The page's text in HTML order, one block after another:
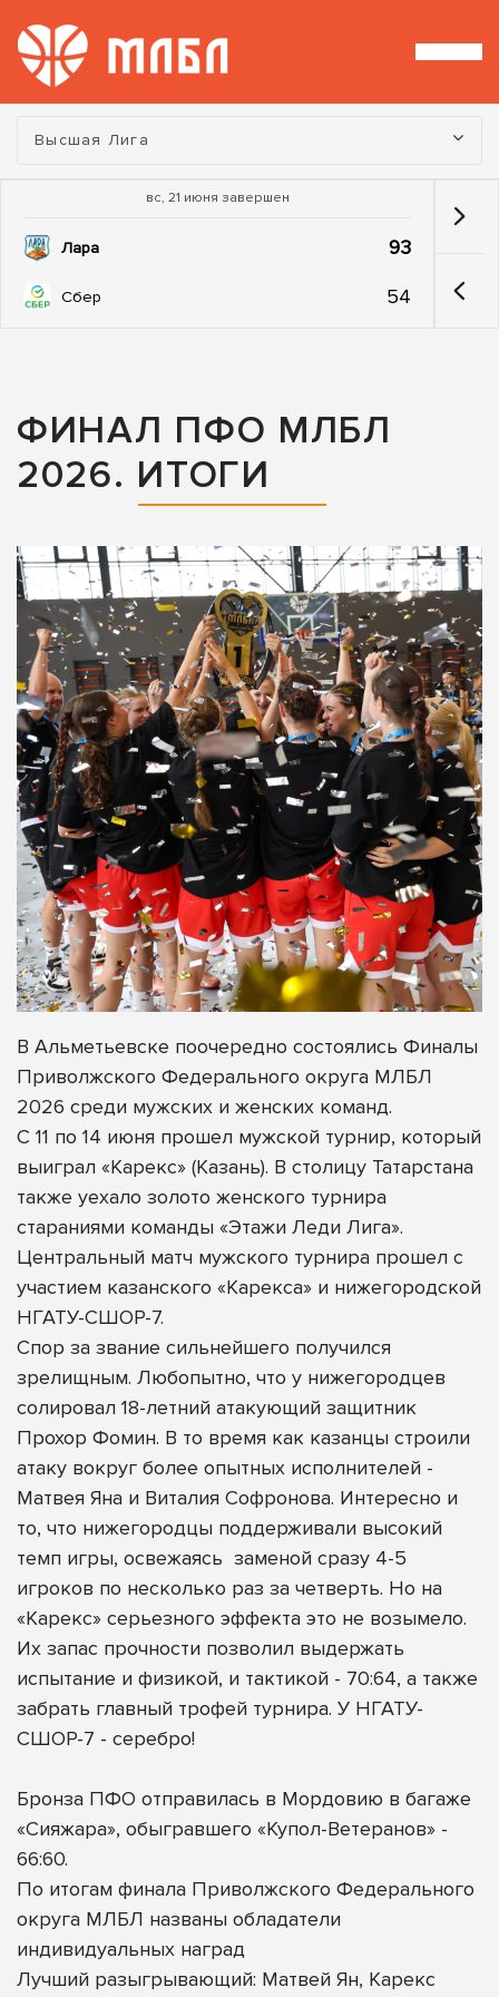
Турнир:
Высшая Лига
вс, 21 июня завершен
Лара 93
Сбер 54
ФИНАЛ ПФО МЛБЛ
2026. ИТОГИ
В Альметьевске поочередно состоялись Финалы
Приволжского Федерального округа МЛБЛ
2026 среди мужских и женских команд.
С 11 по 14 июня прошел мужской турнир, который
выиграл «Карекс» (Казань). В столицу Татарстана
также уехало золото женского турнира
стараниями команды «Этажи Леди Лига».
Центральный матч мужского турнира прошел с
участием казанского «Карекса» и нижегородской
НГАТУ-СШОР-7.
Спор за звание сильнейшего получился
зрелищным. Любопытно, что у нижегородцев
солировал 18-летний атакующий защитник
Прохор Фомин. В то время как казанцы строили
атаку вокруг более опытных исполнителей -
Матвея Яна и Виталия Софронова. Интересно и
то, что нижегородцы поддерживали высокий
темп игры, освежаясь заменой сразу 4-5
игроков по несколько раз за четверть. Но на
«Карекс» серьезного эффекта это не возымело.
Их запас прочности позволил выдержать
испытание и физикой, и тактикой - 70:64, а также
забрать главный трофей турнира. У НГАТУ-
СШОР-7 - серебро!
Бронза ПФО отправилась в Мордовию в багаже
«Сияжара», обыгравшего «Купол-Ветеранов» -
66:60.
По итогам финала Приволжского Федерального
округа МЛБЛ названы обладатели
индивидуальных наград
Лучший разыгрывающий: Матвей Ян, Карекс